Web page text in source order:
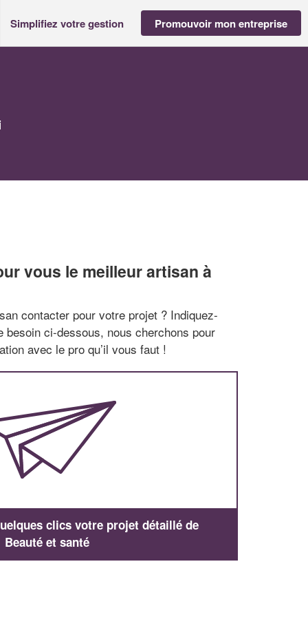
Simplifiez votre gestion Promouvoir mon entreprise
vous le meilleur artisan à
contacter pour votre projet ? Indiquez-
besoin ci-dessous, nous cherchons pour
avec le pro qu’il vous faut !
clics votre projet détaillé de
Beauté et santé